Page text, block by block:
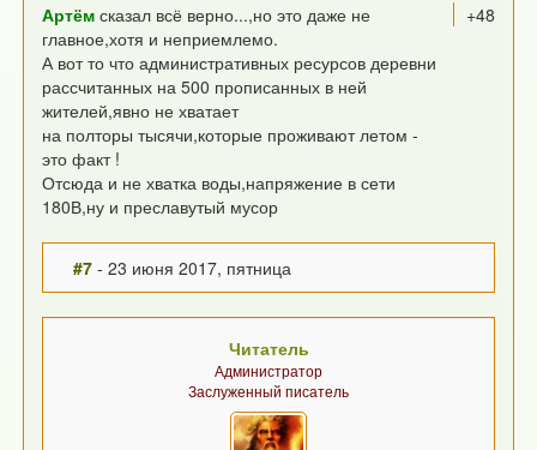
+48
Артём сказал всё верно...,но это даже не
главное,хотя и неприемлемо.
А вот то что административных ресурсов деревни
рассчитанных на 500 прописанных в ней
жителей,явно не хватает
на полторы тысячи,которые проживают летом -
это факт !
Отсюда и не хватка воды,напряжение в сети
180В,ну и преславутый мусор
#7 - 23 июня 2017, пятница
Читатель
Администратор
Заслуженный писатель